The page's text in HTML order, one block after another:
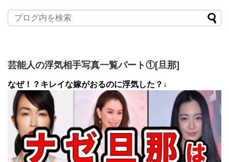
芸能人の浮気相手写真一覧パート①[旦那]
なぜ！？キレイな嫁がおるのに浮気した？↓